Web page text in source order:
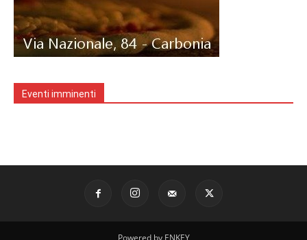
Eventi imminenti
Powered by ENKEY